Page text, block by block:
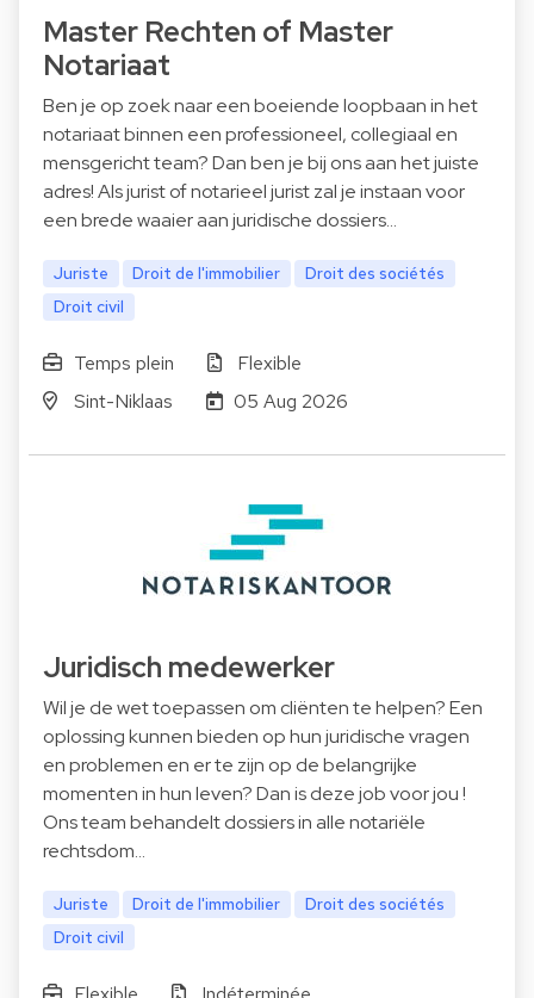
Master Rechten of Master
Notariaat
Ben je op zoek naar een boeiende loopbaan in het
notariaat binnen een professioneel, collegiaal en
mensgericht team? Dan ben je bij ons aan het juiste
adres! Als jurist of notarieel jurist zal je instaan voor
een brede waaier aan juridische dossiers…
Juriste Droit de l'immobilier
Droit des sociétés
Droit civil
Temps plein
Flexible
Sint-Niklaas
05 Aug 2026
Juridisch medewerker
Wil je de wet toepassen om cliënten te helpen? Een
oplossing kunnen bieden op hun juridische vragen
en problemen en er te zijn op de belangrijke
momenten in hun leven? Dan is deze job voor jou !
Ons team behandelt dossiers in alle notariële
rechtsdom…
Juriste Droit de l'immobilier
Droit des sociétés
Droit civil